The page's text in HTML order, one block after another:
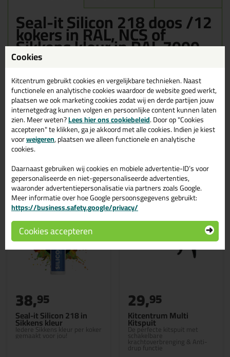
Seal-it Silicon 218 doos /12
kokers in RAL, NCS of
Sikkens kleur in RAL 7000
Bestel de Seal-it Silicon 218 doos /12 kokers in RAL, NCS of
morgen in huis.
Wil je meer weten over de toepassing en kenmerken van dit
product?Lees alles over dit product >
Gerelateerde producten
Seal-it Silicon 218 in
Sikkens kleur
Iedere Sikkens kleur per koker
gemaakt voor jou!
38,95
Kitcentrum Multi
Kitspuit
De perfecte kitspuit met
schakelbare
krachtoverbrenging & Anti-
drup functie
29,95
Cookies
Kitcentrum gebruikt cookies en vergelijkbare technieken. Naast
functionele en analytische cookies waardoor de website goed werkt,
plaatsen we ook marketing cookies zodat wij en derde partijen jouw
internetgedrag kunnen volgen en persoonlijke content kunnen laten
zien. Meer weten?Lees hier ons cookiebeleid. Door op "Cookies
accepteren" te klikken, ga je akkoord met alle cookies. Indien je kiest
voorweigeren, plaatsen we alleen functionele en analytische
cookies.
Daarnaast gebruiken wij cookies en mobiele advertentie-ID’s voor
gepersonaliseerde en niet-gepersonaliseerde advertenties,
waaronder advertentiepersonalisatie via partners zoals Google.
Meer informatie over hoe Google persoonsgegevens gebruikt:
https://business.safety.google/privacy/
Cookies accepteren